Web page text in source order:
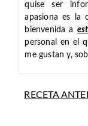
quise ser
apasiona es la
bienvenida a
personal en el
me gustan y,
RECETA